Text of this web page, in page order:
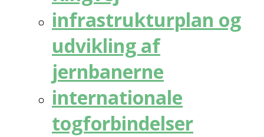
infrastrukturplan og
udvikling af
jernbanerne
internationale
togforbindelser